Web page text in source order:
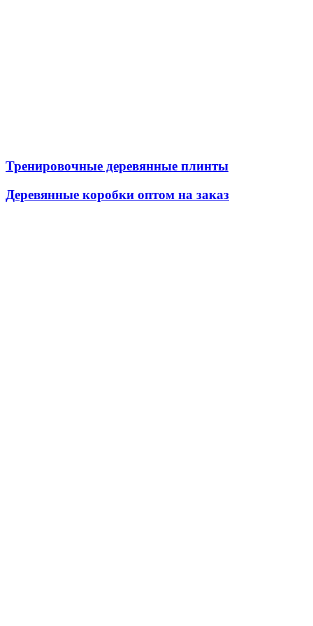
Тренировочные деревянные плинты
Деревянные коробки оптом на заказ